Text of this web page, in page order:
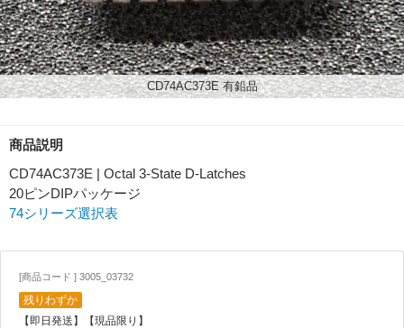
CD74AC373E 有鉛品
商品説明
CD74AC373E | Octal 3-State D-Latches
20ピンDIPパッケージ
74シリーズ選択表
[商品コード ] 3005_03732
残りわずか
【即日発送】【現品限り】